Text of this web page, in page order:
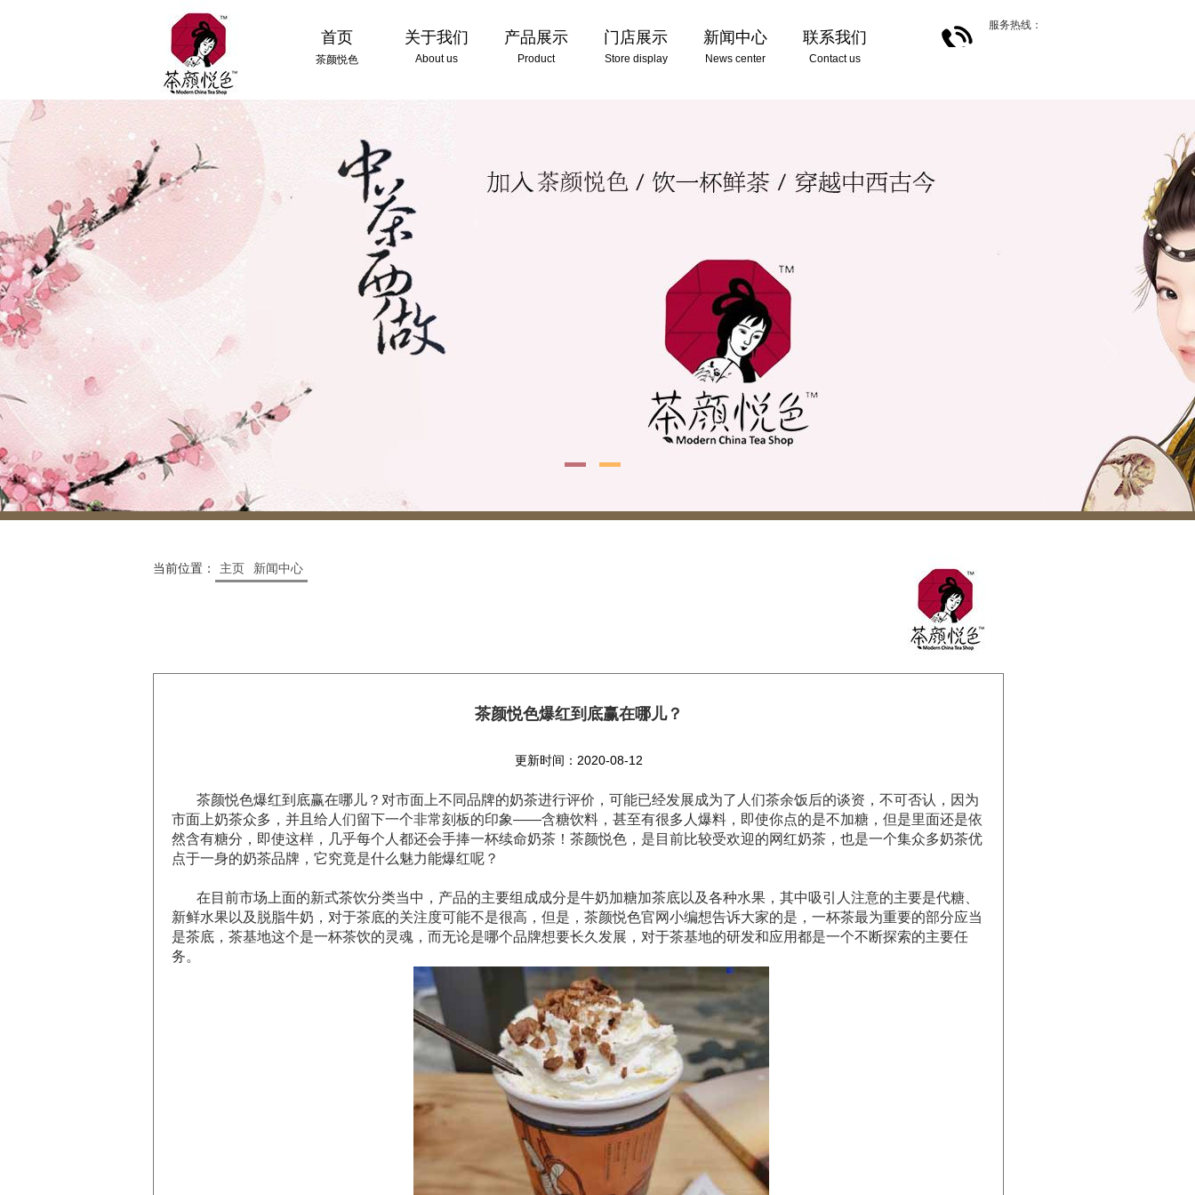
首页
茶颜悦色
关于我们
About us
产品展示
Product
门店展示
Store display
新闻中心
News center
联系我们
Contact us
服务热线：
当前位置： 主页 新闻中心
茶颜悦色爆红到底赢在哪儿？
更新时间：2020-08-12
茶颜悦色爆红到底赢在哪儿？对市面上不同品牌的奶茶进行评价，可能已经发展成为了人们茶余饭后的谈资，不可否认，因为
市面上奶茶众多，并且给人们留下一个非常刻板的印象——含糖饮料，甚至有很多人爆料，即使你点的是不加糖，但是里面还是依
然含有糖分，即使这样，几乎每个人都还会手捧一杯续命奶茶！茶颜悦色，是目前比较受欢迎的网红奶茶，也是一个集众多奶茶优
点于一身的奶茶品牌，它究竟是什么魅力能爆红呢？
在目前市场上面的新式茶饮分类当中，产品的主要组成成分是牛奶加糖加茶底以及各种水果，其中吸引人注意的主要是代糖、
新鲜水果以及脱脂牛奶，对于茶底的关注度可能不是很高，但是，茶颜悦色官网小编想告诉大家的是，一杯茶最为重要的部分应当
是茶底，茶基地这个是一杯茶饮的灵魂，而无论是哪个品牌想要长久发展，对于茶基地的研发和应用都是一个不断探索的主要任
务。